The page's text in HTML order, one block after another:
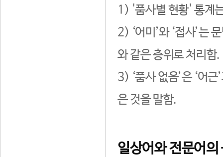
1) '품사별 현황' 통계
2) ‘어미’와 ‘접사’는
와 같은 층위로 처리함.
3) ‘품사 없음’은 ‘어
은 것을 말함.
일상어와 전문어의